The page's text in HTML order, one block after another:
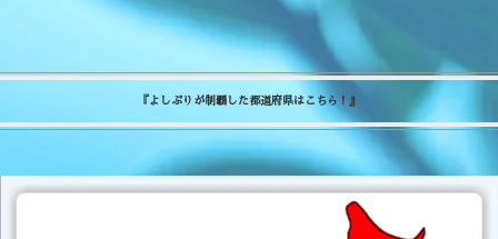
『よしぷりが制覇した都道府県はこちら！』